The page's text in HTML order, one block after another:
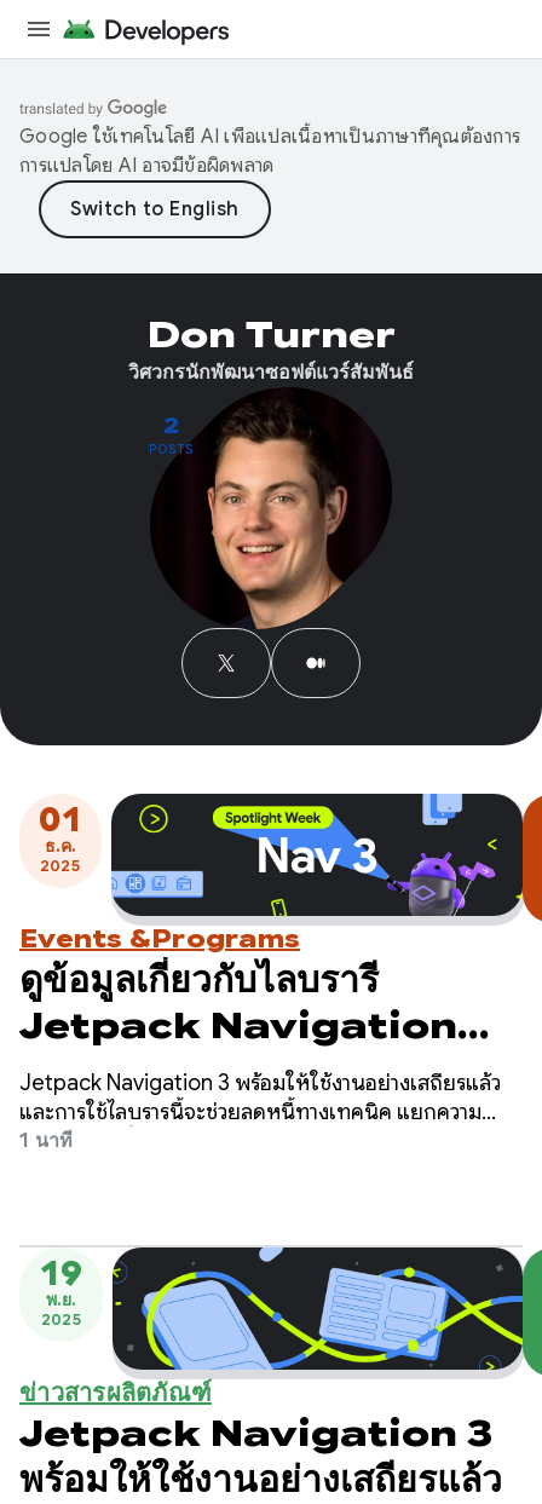
Google ใช้เทคโนโลยี AI เพื่อแปลเนื้อหาเป็นภาษาที่คุณต้องการ
การแปลโดย AI อาจมีข้อผิดพลาด
2
POSTS
Don Turner
วิศวกรนักพัฒนาซอฟต์แวร์สัมพันธ์
01
ธ.ค.
2025
Events &Programs
ดูข้อมูลเกี่ยวกับไลบรารี
Jetpack Navigation
ล่าสุดของเราได้ในสัปดาห์
Nav3 Spotlight
Jetpack Navigation 3 พร้อมให้ใช้งานอย่างเสถียรแล้ว
และการใช้ไลบรารีนี้จะช่วยลดหนี้ทางเทคนิค แยกความ
กังวลได้ดียิ่งขึ้น เร่งเวลาในการพัฒนาฟีเจอร์ และรองรับ
1 นาที
19
พ.ย.
2025
ข่าวสารผลิตภัณฑ์
Jetpack Navigation 3
พร้อมให้ใช้งานอย่างเสถียรแล้ว